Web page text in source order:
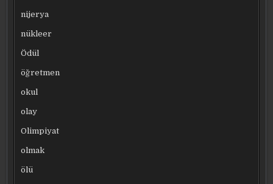
nijerya
nükleer
Ödül
öğretmen
okul
olay
Olimpiyat
olmak
ölü